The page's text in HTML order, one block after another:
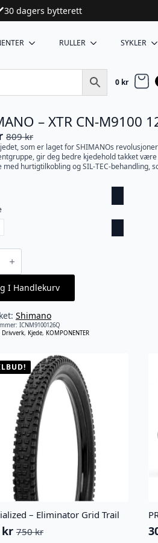
30 dagers bytterett
RULLER SYKLER
0 kr
– XTR CN-M9100
809kr
som er laget for SHIMANOs
gir deg bedre kjedehold takket
med hurtigtilkobling og SIL-TEC-behandling,
I Handlekurv
Shimano
ICNM9100126Q
Drivverk, Kjede, KOMPONENTER
– Eliminator Grid Trail
750kr
kr